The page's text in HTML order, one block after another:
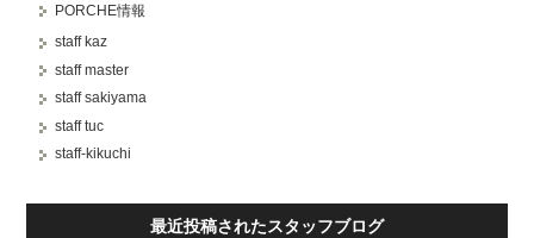
PORCHE情報
staff kaz
staff master
staff sakiyama
staff tuc
staff-kikuchi
最近投稿されたスタッフブログ